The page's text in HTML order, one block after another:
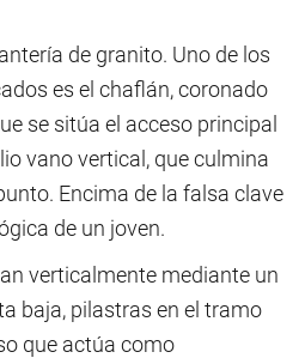
de granito. Uno de los
es el chaflán, coronado
se sitúa el acceso principal
vano vertical, que culmina
Encima de la falsa clave
de un joven.
verticalmente mediante un
baja, pilastras en el tramo
que actúa como